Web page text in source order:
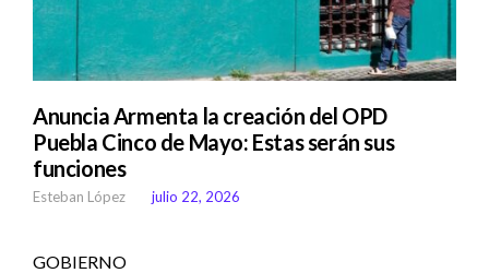
Anuncia Armenta la creación del OPD
Puebla Cinco de Mayo: Estas serán sus
funciones
Esteban López julio 22, 2026
GOBIERNO